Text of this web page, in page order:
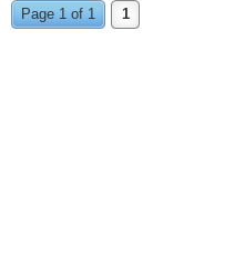
Page 1 of 1 1